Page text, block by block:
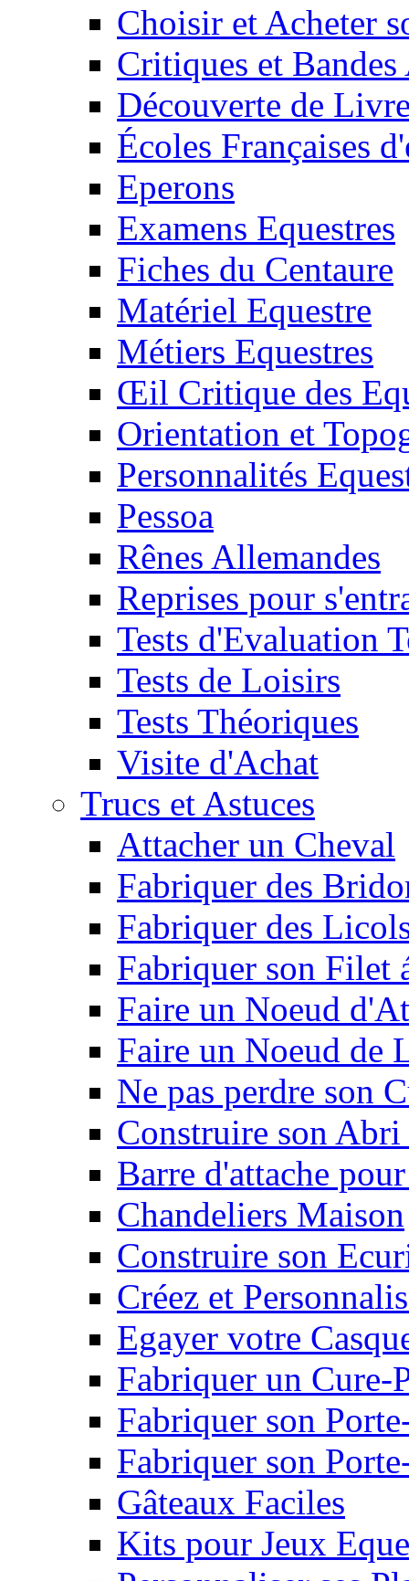
Choisir et Acheter
Critiques et
Découverte de
Écoles Françaises
Eperons
Examens Equestres
Fiches du Centaure
Matériel Equestre
Métiers Equestres
Œil Critique des
Orientation et
Personnalités
Pessoa
Rênes Allemandes
Reprises pour
Tests d'Evaluation
Tests de Loisirs
Tests Théoriques
Visite d'Achat
Trucs et Astuces
Attacher un Cheval
Fabriquer des
Fabriquer des
Fabriquer son Filet
Faire un Noeud
Faire un Noeud de
Ne pas perdre son
Construire son
Barre d'attache
Chandeliers Maison
Construire son
Créez et
Egayer votre
Fabriquer un Cure-
Fabriquer son
Fabriquer son
Gâteaux Faciles
Kits pour Jeux